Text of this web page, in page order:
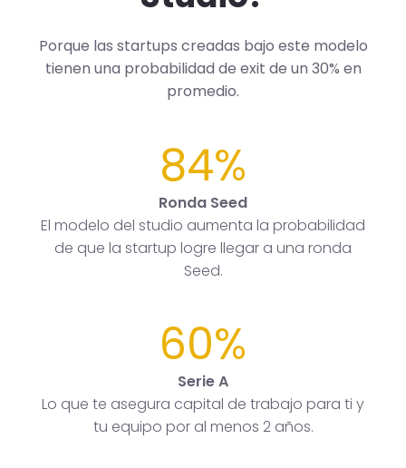
Porque las startups creadas bajo este modelo
tienen una probabilidad de exit de un 30% en
promedio.
84%
Ronda Seed
El modelo del studio aumenta la probabilidad
de que la startup logre llegar a una ronda
Seed.
60%
Serie A
Lo que te asegura capital de trabajo para ti y
tu equipo por al menos 2 años.